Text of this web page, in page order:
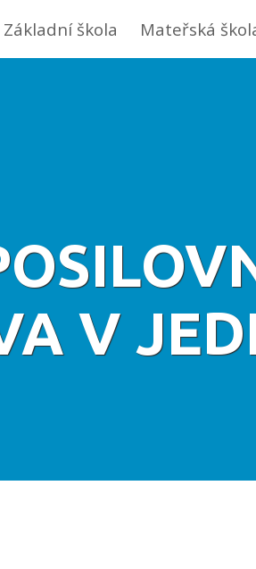
Základní škola Mateřská
V